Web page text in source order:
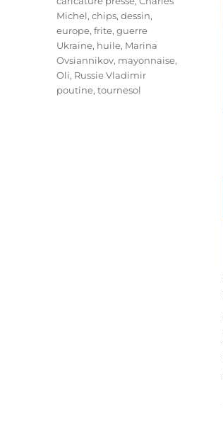
Michel,chips,dessin,
europe,frite,guerre
Ukraine, huile, Marina
Ovsiannikov, mayonnaise,
Oli, Russie Vladimir
poutine,tournesol